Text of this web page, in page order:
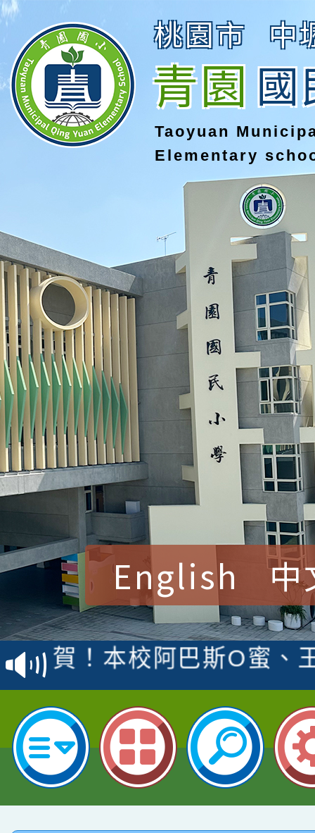
桃園市 中
青園國
Taoyuan
Elementary
English 中
賀！本校參加桃園市中
賽 洪綺君教師榮獲社
名
賀！本校阿巴斯O蜜、
倩參加桃園市科展 國
名 指導老師王老師、
賀！本校四年二班張O
園市英語競賽國小朗讀
指導老師林老師
賀！本校參加桃園市中
賽 劉文瑛教師榮獲教
臺灣台語-第二名
賀！本校參與2026世
市賽榮獲科學小創客佳
賀！本校參加桃園市中